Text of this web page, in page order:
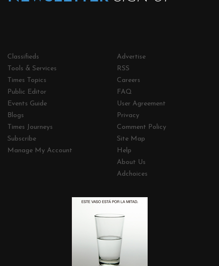
Classifieds
Tools & Services
Times Topics
Public Editor
Events Guide
Blogs
Times Journeys
Subscribe
Manage My Account
Advertise
RSS
Careers
FAQ
User Agreement
Privacy
Comment Policy
Site Map
Help
About Us
Adchoices